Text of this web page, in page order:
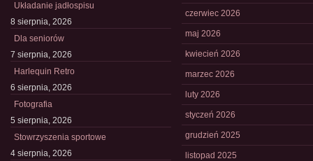
Układanie jadłospisu
8 sierpnia, 2026
Dla seniorów
7 sierpnia, 2026
Harlequin Retro
6 sierpnia, 2026
Fotografia
5 sierpnia, 2026
Stowrzyszenia sportowe
4 sierpnia, 2026
czerwiec 2026
maj 2026
kwiecień 2026
marzec 2026
luty 2026
styczeń 2026
grudzień 2025
listopad 2025